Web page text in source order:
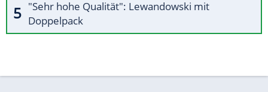
"Sehr hohe Qualität": Lewandowski mit
Doppelpack